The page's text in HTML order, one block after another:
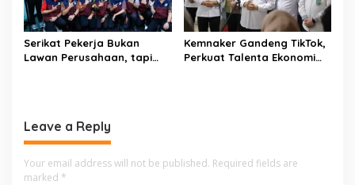
Serikat Pekerja Bukan
Lawan Perusahaan, tapi
Kemnaker Gandeng TikTok,
Perkuat Talenta Ekonomi
Leave a Reply
Your email address will not be published. Required fields are
marked *